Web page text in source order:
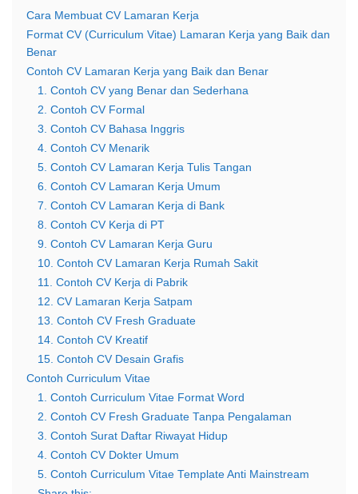
Cara Membuat CV Lamaran Kerja
Format CV (Curriculum Vitae) Lamaran Kerja yang Baik dan
Benar
Contoh CV Lamaran Kerja yang Baik dan Benar
1. Contoh CV yang Benar dan Sederhana
2. Contoh CV Formal
3. Contoh CV Bahasa Inggris
4. Contoh CV Menarik
5. Contoh CV Lamaran Kerja Tulis Tangan
6. Contoh CV Lamaran Kerja Umum
7. Contoh CV Lamaran Kerja di Bank
8. Contoh CV Kerja di PT
9. Contoh CV Lamaran Kerja Guru
10. Contoh CV Lamaran Kerja Rumah Sakit
11. Contoh CV Kerja di Pabrik
12. CV Lamaran Kerja Satpam
13. Contoh CV Fresh Graduate
14. Contoh CV Kreatif
15. Contoh CV Desain Grafis
Contoh Curriculum Vitae
1. Contoh Curriculum Vitae Format Word
2. Contoh CV Fresh Graduate Tanpa Pengalaman
3. Contoh Surat Daftar Riwayat Hidup
4. Contoh CV Dokter Umum
5. Contoh Curriculum Vitae Template Anti Mainstream